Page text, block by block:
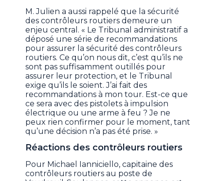
M. Julien a aussi rappelé que la sécurité
des contrôleurs routiers demeure un
enjeu central. « Le Tribunal administratif a
déposé une série de recommandations
pour assurer la sécurité des contrôleurs
routiers. Ce qu’on nous dit, c’est qu’ils ne
sont pas suffisamment outillés pour
assurer leur protection, et le Tribunal
exige qu’ils le soient. J’ai fait des
recommandations à mon tour. Est-ce que
ce sera avec des pistolets à impulsion
électrique ou une arme à feu ? Je ne
peux rien confirmer pour le moment, tant
qu’une décision n’a pas été prise. »
Réactions des contrôleurs routiers
Pour Michael Ianniciello, capitaine des
contrôleurs routiers au poste de